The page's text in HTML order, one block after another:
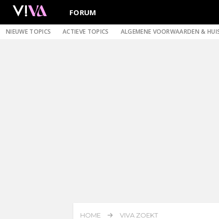
FORUM
NIEUWE TOPICS ACTIEVE TOPICS ALGEMENE VOORWAARDEN &
HOME VIVA ZOEKT